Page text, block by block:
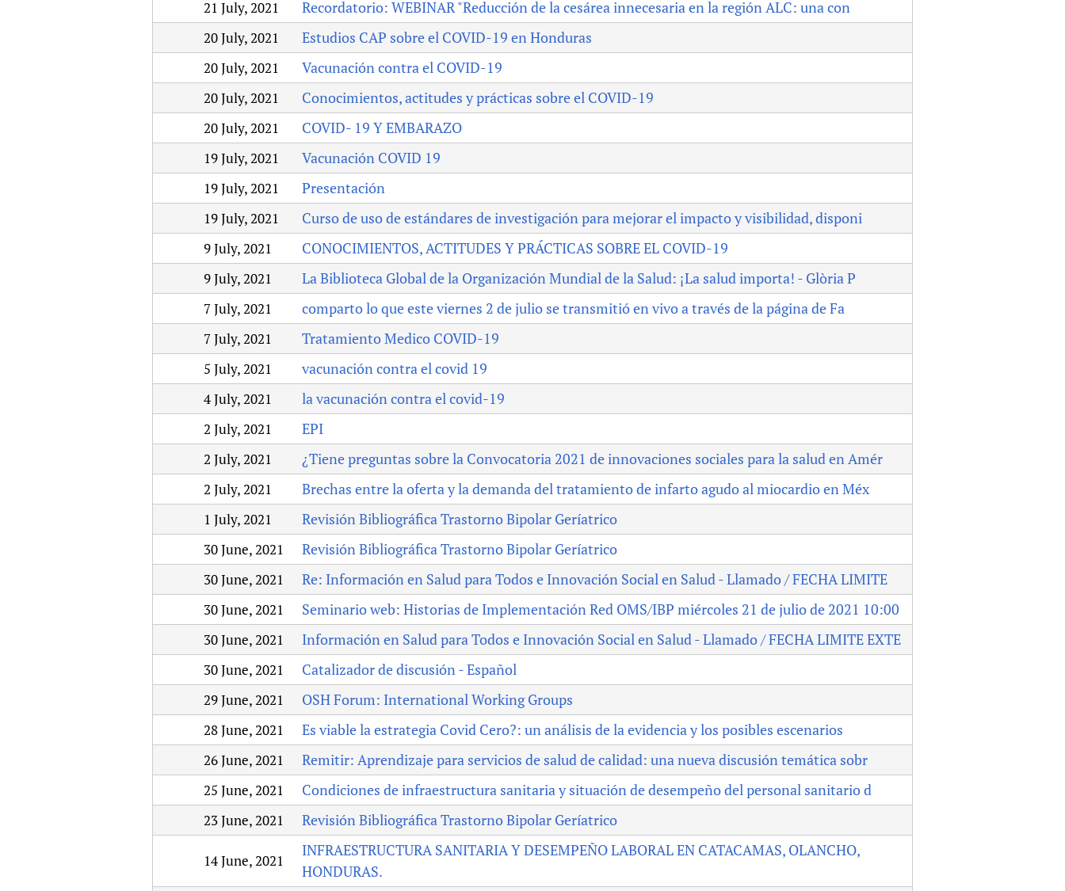
Publications
Prescribers and users of medicines
Essential Health Services and COVID-19
Learning for Quality Health Services
Newborn Care
21 July, 2021 Recordatorio: WEBINAR "Reducción de la cesárea innecesaria en la región ALC: una con
20 July, 2021 Estudios CAP sobre el COVID-19 en Honduras
20 July, 2021 Vacunación contra el COVID-19
20 July, 2021 Conocimientos, actitudes y prácticas sobre el COVID-19
20 July, 2021 COVID- 19 Y EMBARAZO
19 July, 2021 Vacunación COVID 19
19 July, 2021 Presentación
19 July, 2021 Curso de uso de estándares de investigación para mejorar el impacto y visibilidad, disponi
9 July, 2021 CONOCIMIENTOS, ACTITUDES Y PRÁCTICAS SOBRE EL COVID-19
9 July, 2021 La Biblioteca Global de la Organización Mundial de la Salud: ¡La salud importa! - Glòria P
7 July, 2021 comparto lo que este viernes 2 de julio se transmitió en vivo a través de la página de Fa
7 July, 2021 Tratamiento Medico COVID-19
5 July, 2021 vacunación contra el covid 19
4 July, 2021 la vacunación contra el covid-19
2 July, 2021 EPI
2 July, 2021 ¿Tiene preguntas sobre la Convocatoria 2021 de innovaciones sociales para la salud en Amér
2 July, 2021 Brechas entre la oferta y la demanda del tratamiento de infarto agudo al miocardio en Méx
1 July, 2021 Revisión Bibliográfica Trastorno Bipolar Geríatrico
30 June, 2021 Revisión Bibliográfica Trastorno Bipolar Geríatrico
30 June, 2021 Re: Información en Salud para Todos e Innovación Social en Salud - Llamado / FECHA LIMITE
30 June, 2021 Seminario web: Historias de Implementación Red OMS/IBP miércoles 21 de julio de 2021 10:00
30 June, 2021 Información en Salud para Todos e Innovación Social en Salud - Llamado / FECHA LIMITE EXTE
30 June, 2021 Catalizador de discusión - Español
29 June, 2021 OSH Forum: International Working Groups
28 June, 2021 Es viable la estrategia Covid Cero?: un análisis de la evidencia y los posibles escenarios
26 June, 2021 Remitir: Aprendizaje para servicios de salud de calidad: una nueva discusión temática sobr
25 June, 2021 Condiciones de infraestructura sanitaria y situación de desempeño del personal sanitario d
23 June, 2021 Revisión Bibliográfica Trastorno Bipolar Geríatrico
14 June, 2021
INFRAESTRUCTURA SANITARIA Y DESEMPEÑO LABORAL EN CATACAMAS, OLANCHO,
HONDURAS.